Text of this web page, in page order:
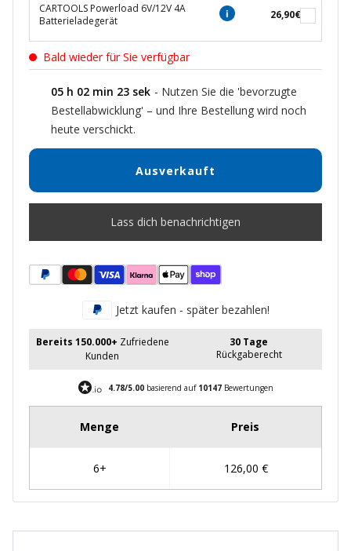
CARTOOLS Powerload 6V/12V 4A
Batterieladegerät
26,90€
Bald wieder für Sie verfügbar
05 h 02 min 22 sek - Nutzen Sie die 'bevorzugte
Bestellabwicklung' – und Ihre Bestellung wird noch
heute verschickt.
Ausverkauft
Lass dich benachrichtigen
Jetzt kaufen - später bezahlen!
Bereits 150.000+ Zufriedene
Kunden
30 Tage
Rückgaberecht
4.78/5.00basierend auf 10147Bewertungen